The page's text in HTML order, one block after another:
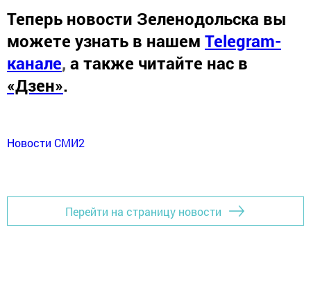
Теперь новости Зеленодольска вы
можете узнать в нашем Telegram-
канале, а также читайте нас в
«Дзен».
Новости СМИ2
Перейти на страницу новости